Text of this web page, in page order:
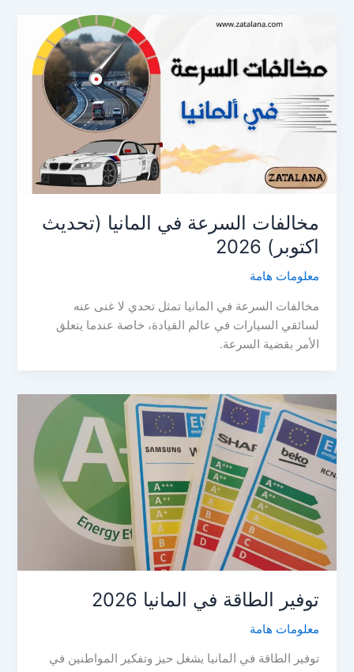
مخالفات السرعة في المانيا (تحديث
اكتوبر) 2026
معلومات هامة
مخالفات السرعة في المانيا تمثل تحدي لا غنى عنه
لسائقي السيارات في عالم القيادة، خاصة عندما يتعلق
الأمر بقضية السرعة.
توفير الطاقة في المانيا 2026
معلومات هامة
توفير الطاقة في المانيا يشغل حيز وتفكير المواطنين في